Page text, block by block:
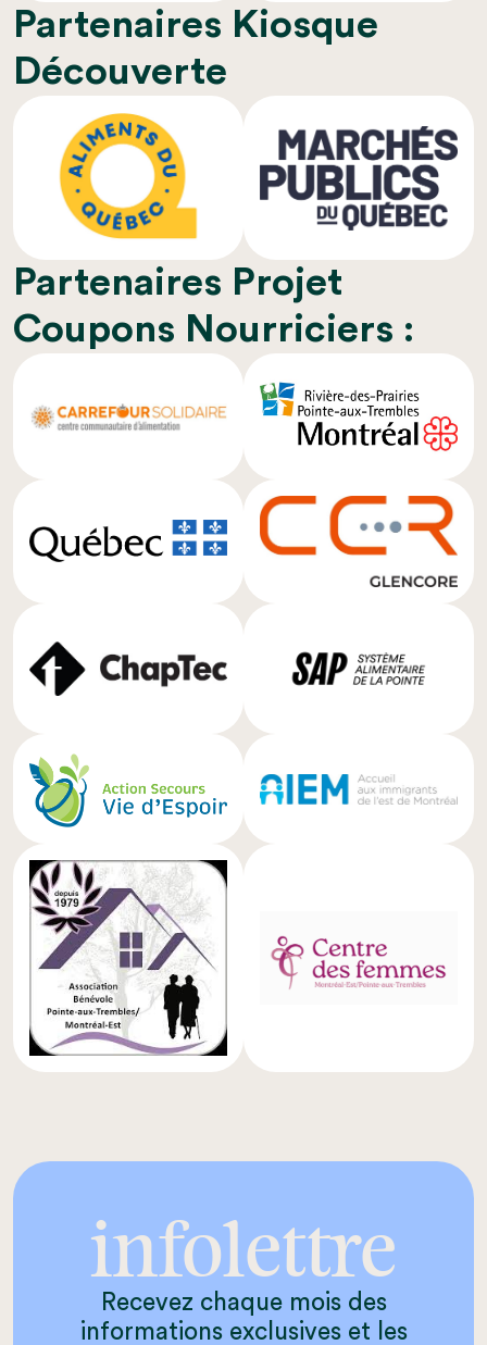
Partenaires Kiosque
Découverte
Partenaires Projet
Coupons Nourriciers :
infolettre
Recevez chaque mois des
informations exclusives et les